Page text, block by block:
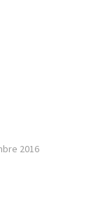
2016